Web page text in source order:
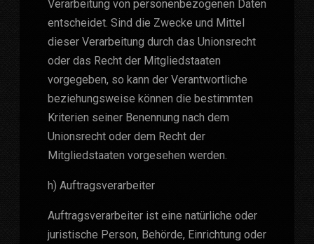
Verarbeitung von personenbezogenen Daten
entscheidet. Sind die Zwecke und Mittel
dieser Verarbeitung durch das Unionsrecht
oder das Recht der Mitgliedstaaten
vorgegeben, so kann der Verantwortliche
beziehungsweise können die bestimmten
Kriterien seiner Benennung nach dem
Unionsrecht oder dem Recht der
Mitgliedstaaten vorgesehen werden.
h) Auftragsverarbeiter
Auftragsverarbeiter ist eine natürliche oder
juristische Person, Behörde, Einrichtung oder